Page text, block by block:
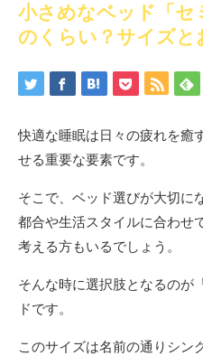
小さめなベッド「
のくらい？サイズと
快適な睡眠は日々の疲れを癒
せる重要な要素です。
そこで、ベッド選びが大切に
都合や生活スタイルに合わせ
考える方もいるでしょう。
そんな時に選択肢となるのが
ドです。
このサイズは名前の通りシン